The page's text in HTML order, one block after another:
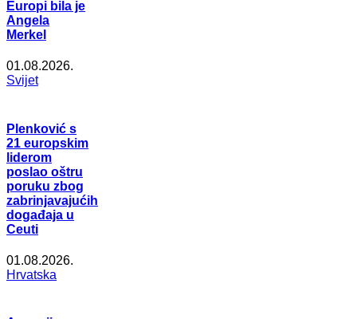
Europi bila je
Angela
Merkel
01.08.2026.
Svijet
Plenković s
21 europskim
liderom
poslao oštru
poruku zbog
zabrinjavajućih
događaja u
Ceuti
01.08.2026.
Hrvatska